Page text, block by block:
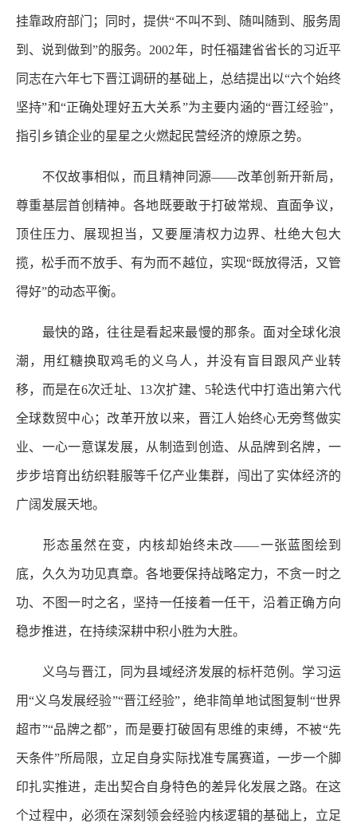
挂靠政府部门；同时，提供“不叫不到、随叫随到、服务周
到、说到做到”的服务。2002年，时任福建省省长的习近平
同志在六年七下晋江调研的基础上，总结提出以“六个始终
坚持”和“正确处理好五大关系”为主要内涵的“晋江经验”，
指引乡镇企业的星星之火燃起民营经济的燎原之势。
不仅故事相似，而且精神同源——改革创新开新局，
尊重基层首创精神。各地既要敢于打破常规、直面争议，
顶住压力、展现担当，又要厘清权力边界、杜绝大包大
揽，松手而不放手、有为而不越位，实现“既放得活，又管
得好”的动态平衡。
最快的路，往往是看起来最慢的那条。面对全球化浪
潮，用红糖换取鸡毛的义乌人，并没有盲目跟风产业转
移，而是在6次迁址、13次扩建、5轮迭代中打造出第六代
全球数贸中心；改革开放以来，晋江人始终心无旁骛做实
业、一心一意谋发展，从制造到创造、从品牌到名牌，一
步步培育出纺织鞋服等千亿产业集群，闯出了实体经济的
广阔发展天地。
形态虽然在变，内核却始终未改——一张蓝图绘到
底，久久为功见真章。各地要保持战略定力，不贪一时之
功、不图一时之名，坚持一任接着一任干，沿着正确方向
稳步推进，在持续深耕中积小胜为大胜。
义乌与晋江，同为县域经济发展的标杆范例。学习运
用“义乌发展经验”“晋江经验”，绝非简单地试图复制“世界
超市”“品牌之都”，而是要打破固有思维的束缚，不被“先
天条件”所局限，立足自身实际找准专属赛道，一步一个脚
印扎实推进，走出契合自身特色的差异化发展之路。在这
个过程中，必须在深刻领会经验内核逻辑的基础上，立足